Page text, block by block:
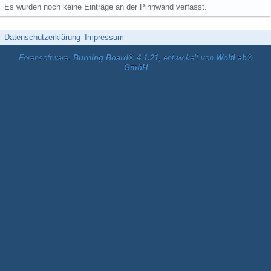
Es wurden noch keine Einträge an der Pinnwand verfasst.
Datenschutzerklärung Impressum
Forensoftware: Burning Board® 4.1.21, entwickelt von WoltLab®
GmbH